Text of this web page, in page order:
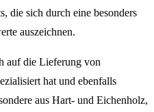
die sich durch eine besonders
auszeichnen.
auf die Lieferung von
hat und ebenfalls
aus Hart- und Eichenholz,